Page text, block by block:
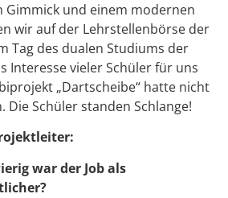
Gimmick und einem modernen
wir auf der Lehrstellenbörse der
Tag des dualen Studiums der
Interesse vieler Schüler für uns
„Dartscheibe“ hatte nicht
Die Schüler standen Schlange!
war der Job als